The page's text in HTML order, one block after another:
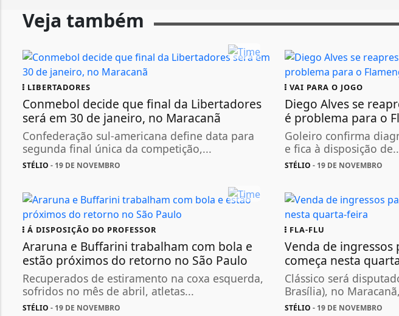
Veja também
LIBERTADORES
Conmebol decide que final da Libertadores
será em 30 de janeiro, no Maracanã
Confederação sul-americana define data para
segunda final única da competição,...
STÉLIO - 19 DE NOVEMBRO
VAI PARA O JOGO
Diego Alves se
é problema para o
Goleiro confirma
e fica à disposição
STÉLIO - 19 DE NOVEMBRO
Á DISPOSIÇÃO DO PROFESSOR
Araruna e Buffarini trabalham com bola e
estão próximos do retorno no São Paulo
Recuperados de estiramento na coxa esquerda,
sofridos no mês de abril, atletas...
STÉLIO - 19 DE NOVEMBRO
FLA-FLU
Venda de ingressos
começa nesta
Clássico será
Brasília), no
STÉLIO - 19 DE NOVEMBRO